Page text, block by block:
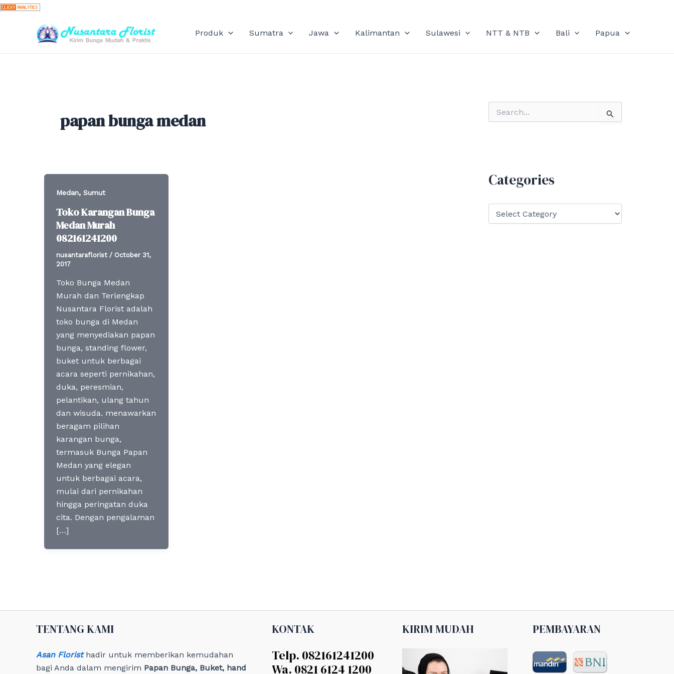
Skip
content
Produk Sumatra Jawa Kalimantan Sulawesi NTT & NTB Bali Papua
papan bunga medan
Medan, Sumut
Toko Karangan Bunga
Medan Murah
082161241200
nusantaraflorist / October 31,
2017
Toko Bunga Medan
Murah dan Terlengkap
Nusantara Florist adalah
toko bunga di Medan
yang menyediakan papan
bunga, standing flower,
buket untuk berbagai
acara seperti pernikahan,
duka, peresmian,
pelantikan, ulang tahun
dan wisuda. menawarkan
beragam pilihan
karangan bunga,
termasuk Bunga Papan
Medan yang elegan
untuk berbagai acara,
mulai dari pernikahan
hingga peringatan duka
cita. Dengan pengalaman
[…]
o
Categories
TENTANG KAMI
Asan Floristhadir untuk memberikan kemudahan
bagi Anda dalam mengirim Papan Bunga, Buket, hand
KONTAK
Telp. 082161241200
Wa. 0821 6124 1200
KIRIM MUDAH PEMBAYARAN